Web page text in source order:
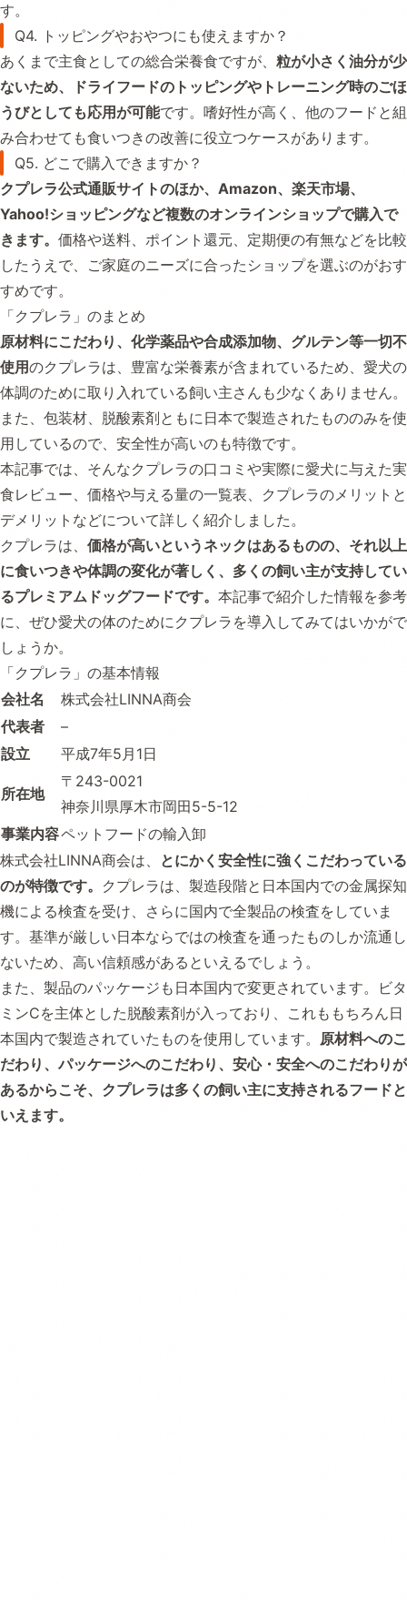
す。
Q4. トッピングやおやつにも使えますか？
あくまで主食としての総合栄養食ですが、 粒が小さく油分が少
ないため、ドライフードのトッピングやトレーニング時のごほ
うびとしても応用が可能です。嗜好性が高く、他のフードと組
み合わせても食いつきの改善に役立つケースがあります。
Q5. どこで購入できますか？
クプレラ公式通販サイトのほか、Amazon、楽天市場、
Yahoo!ショッピングなど複数のオンラインショップで購入で
きます。 価格や送料、ポイント還元、定期便の有無などを比較
したうえで、ご家庭のニーズに合ったショップを選ぶのがおす
すめです。
「クプレラ」のまとめ
原材料にこだわり、化学薬品や合成添加物、グルテン等一切不
使用のクプレラは、豊富な栄養素が含まれているため、愛犬の
体調のために取り入れている飼い主さんも少なくありません。
また、包装材、脱酸素剤ともに日本で製造されたもののみを使
用しているので、安全性が高いのも特徴です。
本記事では、そんなクプレラの口コミや実際に愛犬に与えた実
食レビュー、価格や与える量の一覧表、クプレラのメリットと
デメリットなどについて詳しく紹介しました。
クプレラは、 価格が高いというネックはあるものの、それ以上
に食いつきや体調の変化が著しく、多くの飼い主が支持してい
るプレミアムドッグフードです。 本記事で紹介した情報を参考
に、ぜひ愛犬の体のためにクプレラを導入してみてはいかがで
しょうか。
「クプレラ」の基本情報
会社名
株式会社LINNA商会
代表者
–
設立
平成7年5月1日
所在地
〒243-0021
神奈川県厚木市岡田5-5-12
事業内容ペットフードの輸入卸
株式会社LINNA商会は、 とにかく安全性に強くこだわっている
のが特徴です。 クプレラは、製造段階と日本国内での金属探知
機による検査を受け、さらに国内で全製品の検査をしていま
す。基準が厳しい日本ならではの検査を通ったものしか流通し
ないため、高い信頼感があるといえるでしょう。
また、製品のパッケージも日本国内で変更されています。ビタ
ミンCを主体とした脱酸素剤が入っており、これももちろん日
本国内で製造されていたものを使用しています。 原材料へのこ
だわり、パッケージへのこだわり、安心・安全へのこだわりが
あるからこそ、クプレラは多くの飼い主に支持されるフードと
いえます。